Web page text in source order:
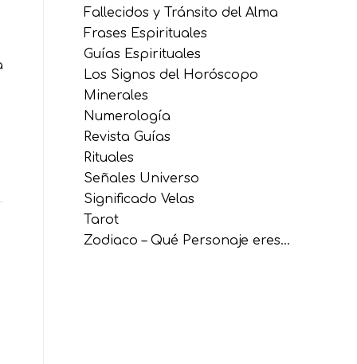
Fallecidos y Tránsito del Alma
Frases Espirituales
Guías Espirituales
Los Signos del Horóscopo
Minerales
Numerología
Revista Guías
Rituales
Señales Universo
Significado Velas
Tarot
Zodiaco – Qué Personaje eres…